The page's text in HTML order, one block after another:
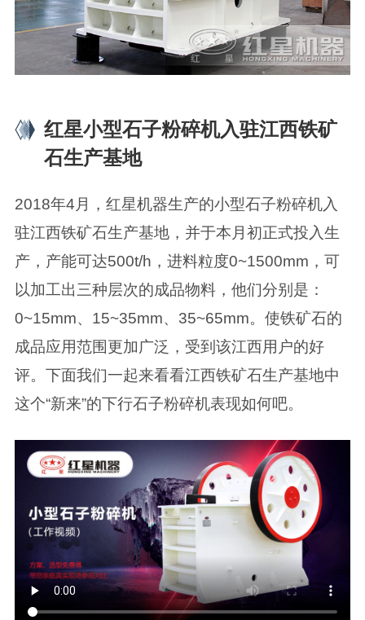
红星小型石子粉碎机入驻江西铁矿
石生产基地
2018年4月，红星机器生产的小型石子粉碎机入
驻江西铁矿石生产基地，并于本月初正式投入生
产，产能可达500t/h，进料粒度0~1500mm，可
以加工出三种层次的成品物料，他们分别是：
0~15mm、15~35mm、35~65mm。使铁矿石的
成品应用范围更加广泛，受到该江西用户的好
评。下面我们一起来看看江西铁矿石生产基地中
这个“新来”的下行石子粉碎机表现如何吧。